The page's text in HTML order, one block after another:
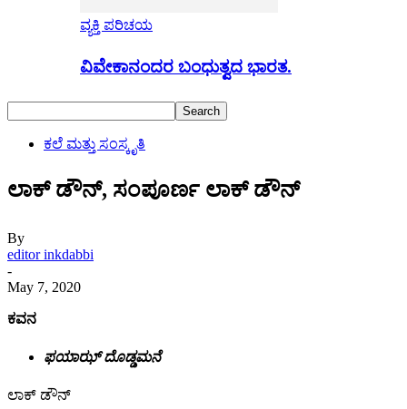
ವ್ಯಕ್ತಿ ಪರಿಚಯ
ವಿವೇಕಾನಂದರ ಬಂಧುತ್ವದ ಭಾರತ.
ಕಲೆ ಮತ್ತು ಸಂಸ್ಕೃತಿ
ಲಾಕ್ ಡೌನ್, ಸಂಪೂರ್ಣ ಲಾಕ್ ಡೌನ್
By
editor inkdabbi
-
May 7, 2020
ಕವನ
ಫಯಾಝ್ ದೊಡ್ಡಮನೆ
ಲಾಕ್ ಡೌನ್